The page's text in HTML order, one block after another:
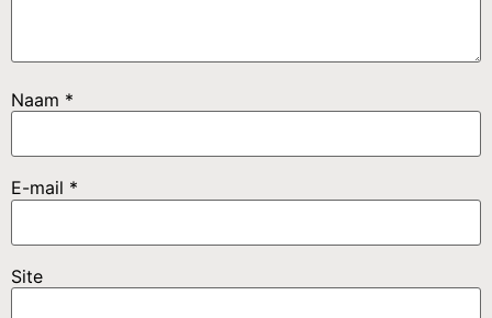
Naam *
E-mail *
Site